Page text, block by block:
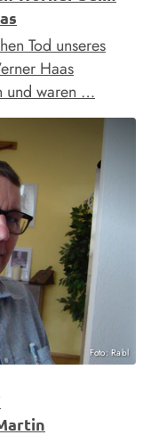
Tod unseres
Haas
und waren …
Foto: Rabl